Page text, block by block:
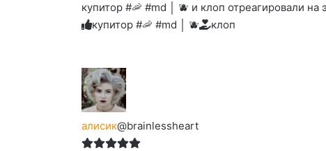
вверх.
реакцию:
улыбаюсь
реакцию:
смеюсь
до
реакцию:
печаль
реакцию:
плачу
благодарю
купитор #🦐 #md │ 🫐 и клоп отреагировали на
купитор #🦐 #md │ 🫐
клоп
алисик@brainlessheart